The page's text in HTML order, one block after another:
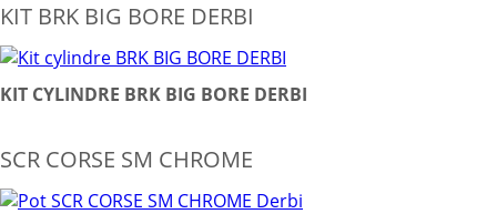
KIT BRK BIG BORE DERBI
KIT CYLINDRE BRK BIG BORE DERBI
SCR CORSE SM CHROME